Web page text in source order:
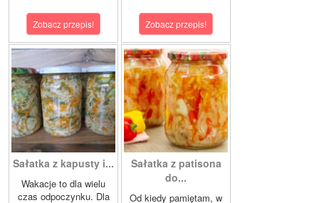
Zobacz przepis! Zobacz przepis!
Sałatka z kapusty i...
Wakacje to dla wielu
czas odpoczynku. Dla
Sałatka z patisona
do...
Od kiedy pamiętam, w